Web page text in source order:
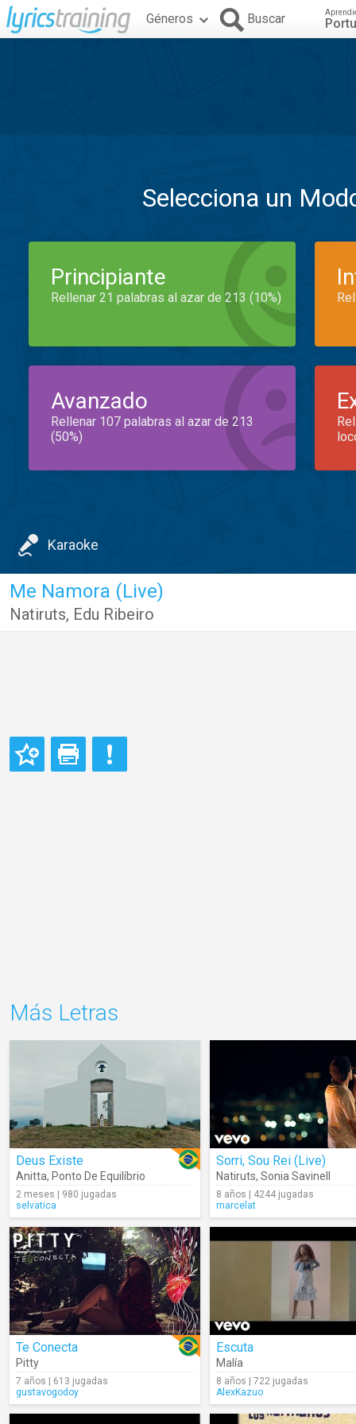
Géneros Buscar
Selecciona un
Principiante
Rellenar 21 palabras al azar de 213 (10%)
Avanzado
Rellenar 107 palabras al azar de 213
(50%)
Karaoke
Me Namora (Live)
Natiruts, Edu Ribeiro
Más Letras
Deus Existe
Anitta, Ponto De Equilíbrio
2 meses | 980 jugadas
selvatica
Sorri, Sou Rei (Live)
Natiruts, Sonia Savinell
8 años | 4244 jugadas
marcelat
Te Conecta
Pitty
7 años | 613 jugadas
gustavogodoy
Escuta
Malía
8 años | 722 jugadas
AlexKazuo